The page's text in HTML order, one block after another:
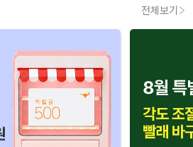
전체보기